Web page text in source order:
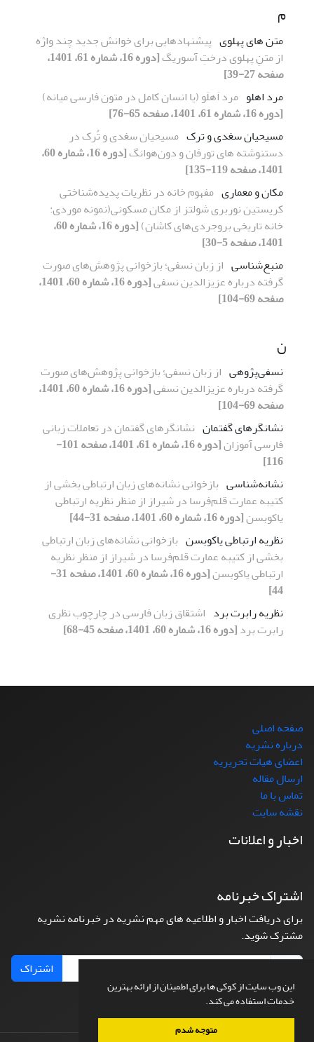
این وب سایت از کوکی ها برای اطمینان از ارائه بهترین
خدمات استفاده می کند.
متوجه شدم
م
متن های پهلوی پیشنهادهایی برای خوانش جدید چند واژه
از متنِ پهلوی درختِ آسوریگ
[دوره 16، شماره 61، 1401،
صفحه 27-39]
مرد اهلو مرد اَهلَو (یا انسان کامل در متون فارسی میانه)
[دوره 16، شماره 61، 1401، صفحه 65-76]
مسیحیان سغدی و ترک مسیحیان سغدی و تُرک در
دستنوشته های تورفان و دون‌هوانگ
[دوره 16، شماره 60،
1401، صفحه 119-135]
مکان و معماری مفهوم خانه در نظریات پدیده‌شناختی
کریستین نوربری شولتز از مکان مسکونی(نمونه موردی:
خانه تاریخی بروجردی‌های کاشان)
[دوره 16، شماره 60،
1401، صفحه 5-30]
منبع‌شناسی از زبان نسفی؛ بازخوانی پژوهش‌های صورت
گرفته درباره عزیزالدین نسفی
[دوره 16، شماره 60، 1401،
صفحه 69-104]
ن
نسفی‌پژوهی از زبان نسفی؛ بازخوانی پژوهش‌های صورت
گرفته درباره عزیزالدین نسفی
[دوره 16، شماره 60، 1401،
صفحه 69-104]
نشانگرهای گفتمان نشانگرهای گفتمان در تعاملات زبانی
فارسی آموزان
[دوره 16، شماره 61، 1401، صفحه 101-
116]
نشانه‌شناسی بازخوانی نشانه‌های زبان ارتباطی بخشی از
کتیبه‌ عمارت قلم‌فرسا در شیراز از منظر نظریه ارتباطی
یاکوبسن[دوره 16، شماره 60، 1401، صفحه 31-44]
نظریه ارتباطی یاکوبسن بازخوانی نشانه‌های زبان ارتباطی
بخشی از کتیبه‌ عمارت قلم‌فرسا در شیراز از منظر نظریه
ارتباطی یاکوبسن
[دوره 16، شماره 60، 1401، صفحه 31-
44]
نظریه رابرت برد اشتقاق زبان فارسی در چارچوب نظری
رابرت برد[دوره 16، شماره 60، 1401، صفحه 45-68]
صفحه اصلی
درباره نشریه
اعضای هیات تحریریه
ارسال مقاله
تماس با ما
نقشه سایت
اخبار و اعلانات
اشتراک خبرنامه
برای دریافت اخبار و اطلاعیه های مهم نشریه در خبرنامه نشریه
مشترک شوید.
اشتراک